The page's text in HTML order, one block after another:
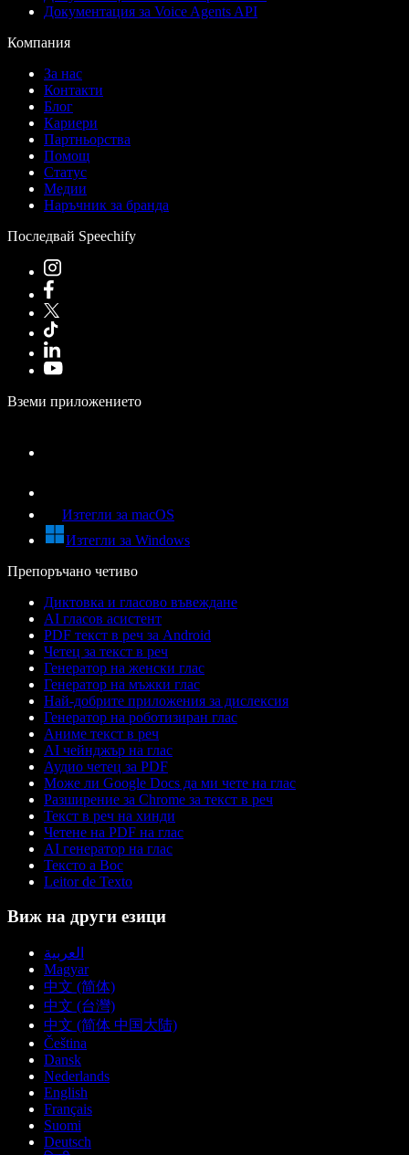
Документация за Voice Agents API
Компания
За нас
Контакти
Блог
Кариери
Партньорства
Помощ
Статус
Медии
Наръчник за бранда
Последвай Speechify
Вземи приложението
Изтегли за macOS
Изтегли за Windows
Препоръчано четиво
Диктовка и гласово въвеждане
AI гласов асистент
PDF текст в реч за Android
Четец за текст в реч
Генератор на женски глас
Генератор на мъжки глас
Най-добрите приложения за дислексия
Генератор на роботизиран глас
Аниме текст в реч
AI чейнджър на глас
Аудио четец за PDF
Може ли Google Docs да ми чете на глас
Разширение за Chrome за текст в реч
Текст в реч на хинди
Четене на PDF на глас
AI генератор на глас
Тексто а Вос
Leitor de Texto
Виж на други езици
العربية
Magyar
中文 (简体)
中文 (台灣)
中文 (简体 中国大陆)
Čeština
Dansk
Nederlands
English
Français
Suomi
Deutsch